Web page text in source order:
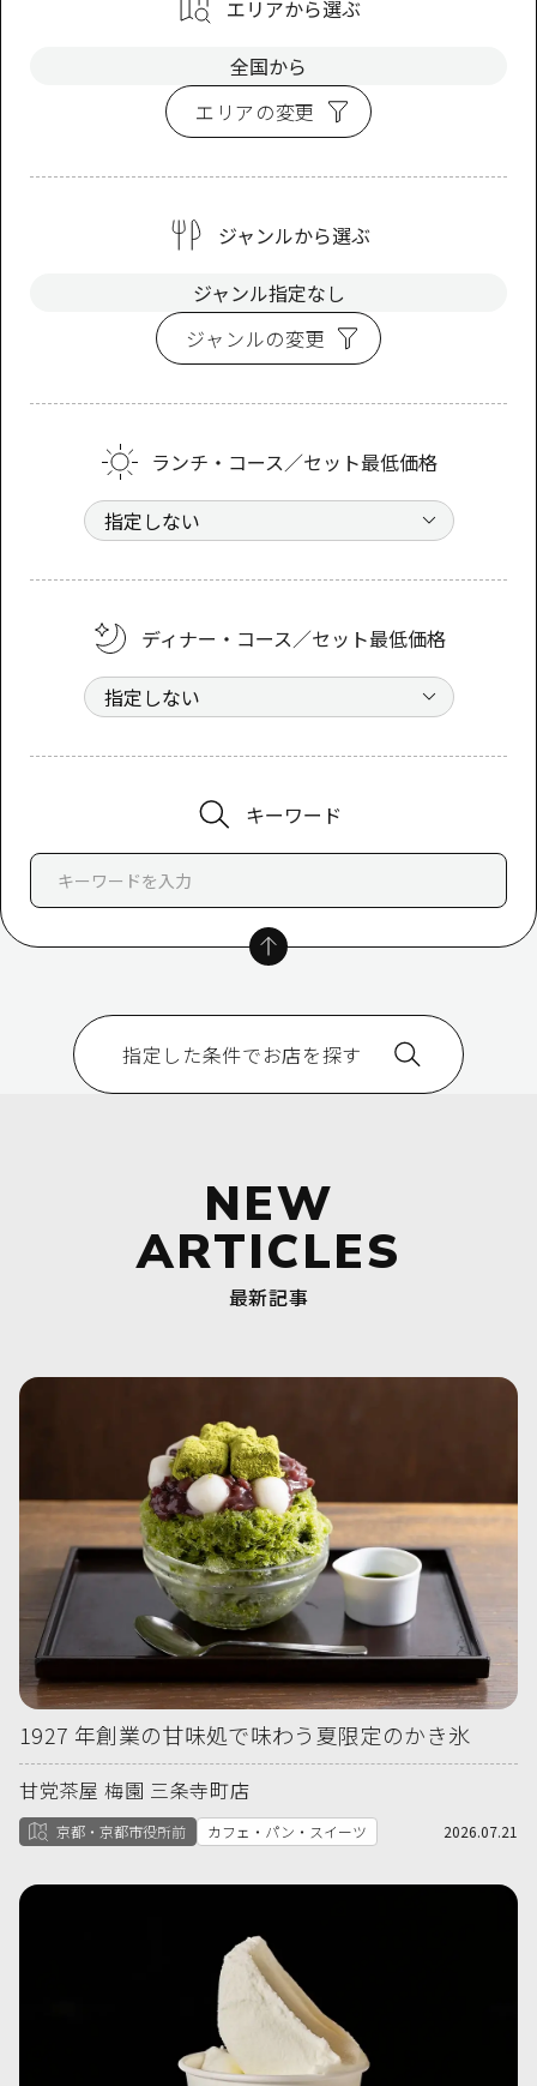
エリアから選ぶ
全国から
エリアの変更
ジャンルから選ぶ
ジャンル指定なし
ジャンルの変更
ランチ・コース／セット最低価格
ディナー・コース／セット最低価格
キーワード
指定した条件でお店を探す
NEW
ARTICLES
最新記事
1927 年創業の甘味処で味わう夏限定のかき氷
甘党茶屋 梅園 三条寺町店
京都・京都市役所前 カフェ・パン・スイーツ 2026.07.21